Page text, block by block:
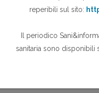
al 14,5%, corrispondente
dal punto di vista statistico,
trattati.
574 con placebo (5,7%)
i rischi trombotici;
TVP) è risultata
nel gruppo trattato con